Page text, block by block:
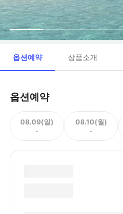
옵션예약 상품소개
옵션예약
08.09(일)
-
08.10(월)
-